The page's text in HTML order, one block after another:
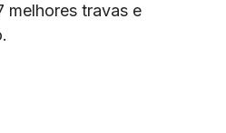
melhores travas e